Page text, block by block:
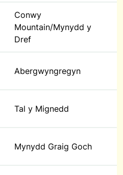
Conwy
Mountain/Mynydd y
Dref
Abergwyngregyn
Tal y Mignedd
Mynydd Graig Goch